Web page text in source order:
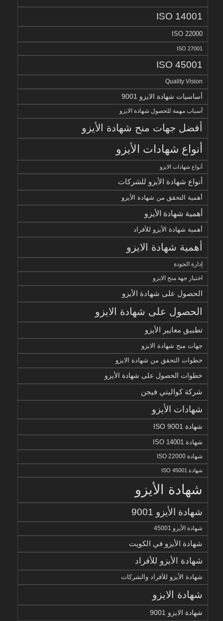
ISO 14001
ISO 22000
ISO 27001
ISO 45001
Quality Vision
أساسيات شهادة الايزو 9001
أسباب مهمة للحصول شهادة الايزو
أفضل جهات منح شهادة الأيزو
أنواع شهادات الأيزو
أنواع شهادات الايزو
أنواع شهادة الأيزو للشركات
أهمية التحقق من شهادة الأيزو
أهمية شهادة الأيزو
أهمية شهادة الأيزو للأفراد
أهمية شهادة الايزو
إدارة الجودة
اختيار جهة منح الايزو
الحصول على شهادة الأيزو
الحصول على شهادة الايزو
تطبيق معايير الأيزو
جهات منح شهادة الايزو
خطوات التحقق من شهادة الايزو
خطوات الحصول على شهادة الأيزو
شركة كواليتي فيجن
شهادات الأيزو
شهادة ISO 9001
شهادة ISO 14001
شهادة ISO 22000
شهادة ISO 45001
شهادة الأيزو
شهادة الأيزو 9001
شهادة الأيزو 45001
شهادة الأيزو في الكويت
شهادة الأيزو للأفراد
شهادة الأيزو للأفراد والشركات
شهادة الايزو
شهادة الايزو 9001